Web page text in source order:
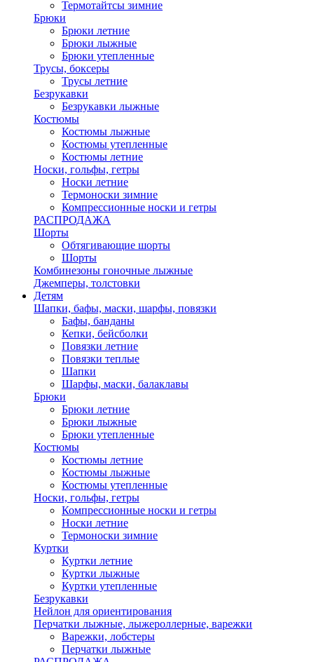
Термотайтсы зимние
Брюки
Брюки летние
Брюки лыжные
Брюки утепленные
Трусы, боксеры
Трусы летние
Безрукавки
Безрукавки лыжные
Костюмы
Костюмы лыжные
Костюмы утепленные
Костюмы летние
Носки, гольфы, гетры
Носки летние
Термоноски зимние
Компрессионные носки и гетры
РАСПРОДАЖА
Шорты
Обтягивающие шорты
Шорты
Комбинезоны гоночные лыжные
Джемперы, толстовки
Детям
Шапки, бафы, маски, шарфы, повязки
Бафы, банданы
Кепки, бейсболки
Повязки летние
Повязки теплые
Шапки
Шарфы, маски, балаклавы
Брюки
Брюки летние
Брюки лыжные
Брюки утепленные
Костюмы
Костюмы летние
Костюмы лыжные
Костюмы утепленные
Носки, гольфы, гетры
Компрессионные носки и гетры
Носки летние
Термоноски зимние
Куртки
Куртки летние
Куртки лыжные
Куртки утепленные
Безрукавки
Нейлон для ориентирования
Перчатки лыжные, лыжероллерные, варежки
Варежки, лобстеры
Перчатки лыжные